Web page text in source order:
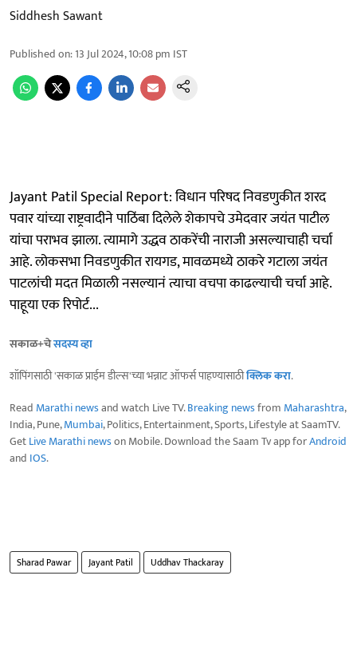
Siddhesh Sawant
Published on:13 Jul 2024, 10:08 pm IST
Jayant Patil Special Report: विधान परिषद निवडणुकीत शरद
पवार यांच्या राष्ट्रवादीने पाठिंबा दिलेले शेकापचे उमेदवार जयंत पाटील
यांचा पराभव झाला. त्यामागे उद्धव ठाकरेंची नाराजी असल्याचाही चर्चा
आहे. लोकसभा निवडणुकीत रायगड, मावळमध्ये ठाकरे गटाला जयंत
पाटलांची मदत मिळाली नसल्यानं त्याचा वचपा काढल्याची चर्चा आहे.
पाहूया एक रिपोर्ट...
सकाळ+चेसदस्य व्हा
शॉपिंगसाठी 'सकाळ प्राईम डील्स'च्या भन्नाट ऑफर्स पाहण्यासाठीक्लिक करा.
Read Marathi newsand watch Live TV.Breaking newsfrom Maharashtra,
India, Pune,Mumbai, Politics, Entertainment, Sports, Lifestyle at SaamTV.
GetLive Marathi newson Mobile. Download the Saam Tv app forAndroid
and IOS.
Sharad Pawar Jayant Patil Uddhav Thackaray